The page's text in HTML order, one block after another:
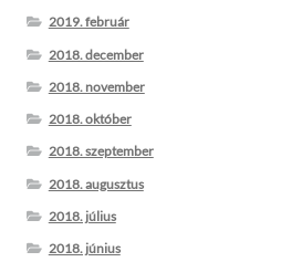
2019. február
2018. december
2018. november
2018. október
2018. szeptember
2018. augusztus
2018. július
2018. június